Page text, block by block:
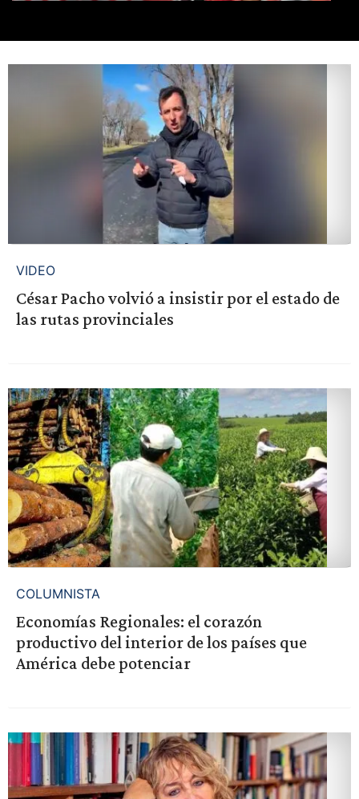
VIDEO
César Pacho volvió a insistir por el estado de
las rutas provinciales
COLUMNISTA
Economías Regionales: el corazón
productivo del interior de los países que
América debe potenciar